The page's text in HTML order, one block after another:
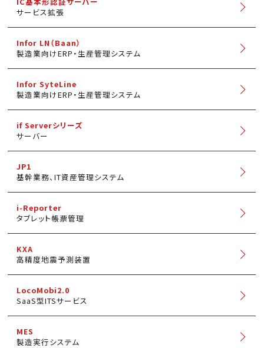
サービス拡張
Infor LN（Baan）
製造業向けERP・生産管理システム
Infor SyteLine
製造業向けERP・生産管理システム
if Serverシリーズ
サーバー
JP1
基幹業務、IT資産管理システム
i-Reporter
タブレット帳票管理
KXA
高精度地震予測装置
LocoMobi2.0
SaaS型ITSサービス
MES
製造実行システム